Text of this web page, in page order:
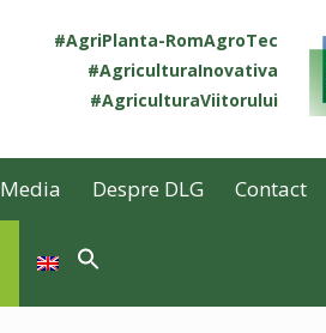
#AgriPlanta-RomAgroTec
#AgriculturaInovativa
#AgriculturaViitorului
Media Despre DLG Contact